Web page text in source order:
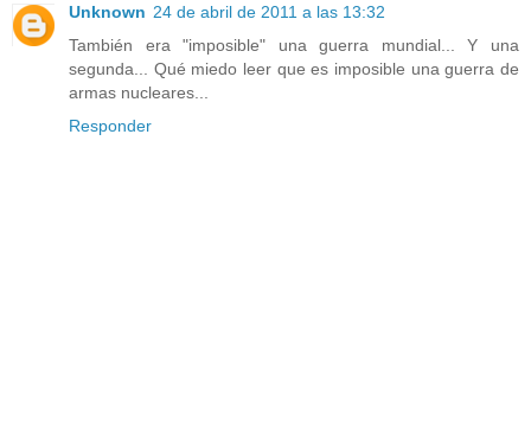
Unknown 24 de abril de 2011 a las 13:32
También era "imposible" una guerra mundial... Y una
segunda... Qué miedo leer que es imposible una guerra de
armas nucleares...
Responder